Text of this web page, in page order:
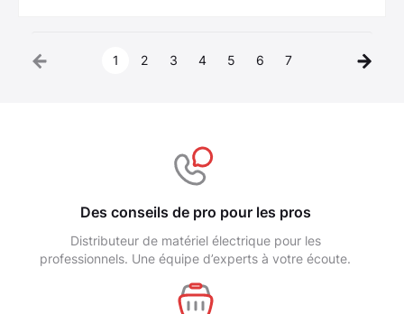
1 2 3 4 5 6 7
Des conseils de pro pour les pros
Distributeur de matériel électrique pour les
professionnels. Une équipe d’experts à votre écoute.